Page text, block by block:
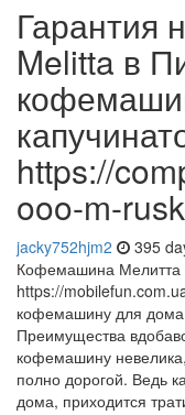
Гарантия
Melitta в
https://
ooo-m-
jacky752hjm2 395
Кофемашина Мелитта
https://
кофемашину для дома
Преимущества
кофемашину
полно дорогой. Ведь
дома, приходится